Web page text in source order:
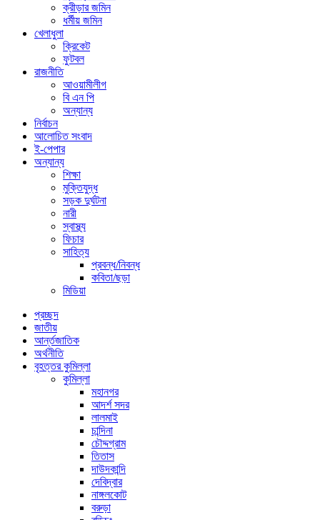
ক্রীড়ার জমিন
ধর্মীয় জমিন
খেলাধুলা
ক্রিকেট
ফুটবল
রাজনীতি
আওয়ামীলীগ
বি এন পি
অন্যান্য
নির্বাচন
আলোচিত সংবাদ
ই-পেপার
অন্যান্য
শিক্ষা
মুক্তিযুদ্ধ
সড়ক দুর্ঘটনা
নারী
স্বাস্থ্য
ফিচার
সাহিত্য
প্রবন্ধ/নিবন্ধ
কবিতা/ছড়া
মিডিয়া
প্রচ্ছদ
জাতীয়
আর্ন্তজাতিক
অর্থনীতি
বৃহত্তর কুমিল্লা
কুমিল্লা
মহানগর
আদর্শ সদর
লালমাই
চান্দিনা
চৌদ্দগ্রাম
তিতাস
দাউদকান্দি
দেবিদ্বার
নাঙ্গলকোট
বরুড়া